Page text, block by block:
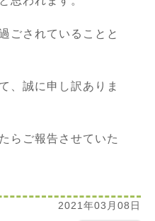
ごされていることと
、誠に申し訳ありま
らご報告させていた
2021年03月08日